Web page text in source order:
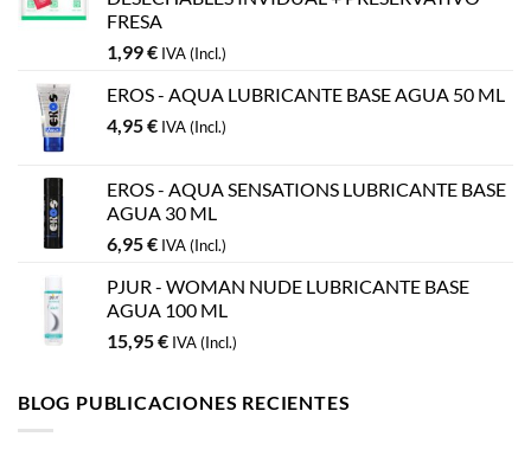
FRESA
1,99€ IVA (Incl.)
EROS - AQUA LUBRICANTE BASE AGUA 50 ML
4,95€ IVA (Incl.)
EROS - AQUA SENSATIONS LUBRICANTE BASE
AGUA 30 ML
6,95€ IVA (Incl.)
PJUR - WOMAN NUDE LUBRICANTE BASE
AGUA 100 ML
15,95€ IVA (Incl.)
BLOG PUBLICACIONES RECIENTES